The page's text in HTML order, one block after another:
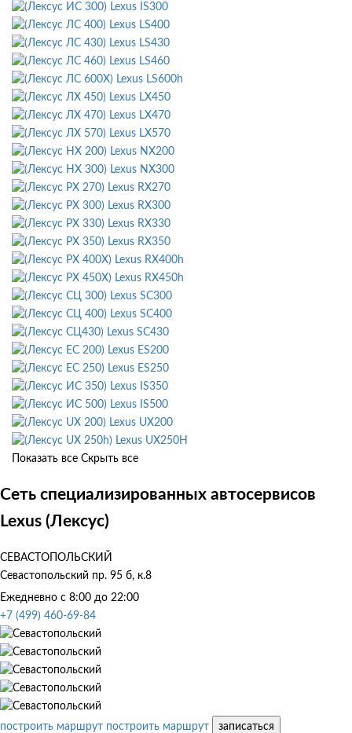
Lexus IS300
Lexus LS400
Lexus LS430
Lexus LS460
Lexus LS600h
Lexus LX450
Lexus LX470
Lexus LX570
Lexus NX200
Lexus NX300
Lexus RX270
Lexus RX300
Lexus RX330
Lexus RX350
Lexus RX400h
Lexus RX450h
Lexus SC300
Lexus SC400
Lexus SC430
Lexus ES200
Lexus ES250
Lexus IS350
Lexus IS500
Lexus UX200
Lexus UX250H
Показать все Скрыть все
Сеть специализированных автосервисов
Lexus (Лексус)
СЕВАСТОПОЛЬСКИЙ
Севастопольский пр. 95 б, к.8
Ежедневно с 8:00 до 22:00
+7 (499) 460-69-84
построить маршрут построить маршрут
записаться